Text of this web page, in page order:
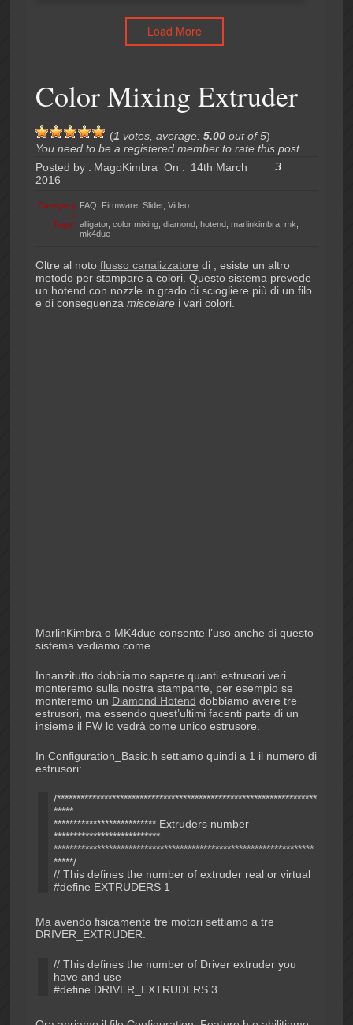
Load More
Color Mixing Extruder
(1 votes, average: 5.00out of 5)
You need to be a registered member to rate this post.
Posted by : MagoKimbra On : 14th March
2016
3
Category
:
FAQ Firmware ,Slider,Video
Tags: alligator,color mixing ,diamond ,hotend ,marlinkimbra ,mk
mk4due
Oltre al noto flusso canalizzatore di , esiste un altro
metodo per stampare a colori. Questo sistema prevede
un hotend con nozzle in grado di sciogliere più di un filo
e di conseguenza miscelarei vari colori.
MarlinKimbra o MK4due consente l’uso anche di questo
sistema vediamo come.
Innanzitutto dobbiamo sapere quanti estrusori veri
monteremo sulla nostra stampante, per esempio se
monteremo un Diamond Hotend dobbiamo avere tre
estrusori, ma essendo quest’ultimi facenti parte di un
insieme il FW lo vedrà come unico estrusore.
In Configuration_Basic.h settiamo quindi a 1 il numero di
estrusori:
/******************************************************************
*****
************************** Extruders number
***************************
******************************************************************
*****/
// This defines the number of extruder real or virtual
#define EXTRUDERS 1
Ma avendo fisicamente tre motori settiamo a tre
DRIVER_EXTRUDER:
// This defines the number of Driver extruder you
have and use
#define DRIVER_EXTRUDERS 3